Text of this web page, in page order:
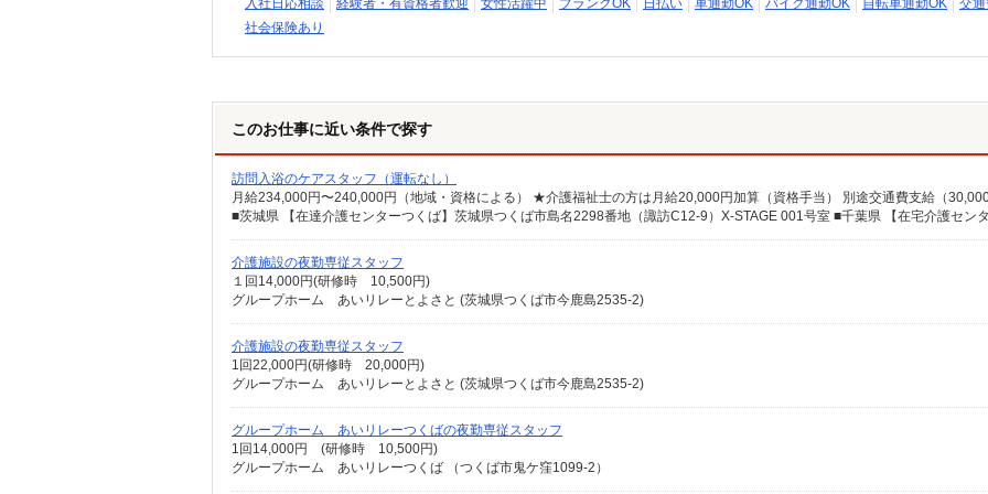
入社日応相談
経験者・有資格者歓迎 女性活躍中 ブランクOK 日払い 車通勤OK バイク通勤OK 自転車通勤OK
交
社会保険あり
このお仕事に近い条件で探す
訪問入浴のケアスタッフ（運転なし）
介護施設の夜勤専従スタッフ
１回14,000円(研修時 10,500円)
グループホーム あいリレーとよさと (茨城県つくば市今鹿島2535-2)
介護施設の夜勤専従スタッフ
1回22,000円(研修時 20,000円)
グループホーム あいリレーとよさと (茨城県つくば市今鹿島2535-2)
グループホーム あいリレーつくばの夜勤専従スタッフ
1回14,000円 (研修時 10,500円)
グループホーム あいリレーつくば （つくば市鬼ケ窪1099-2）